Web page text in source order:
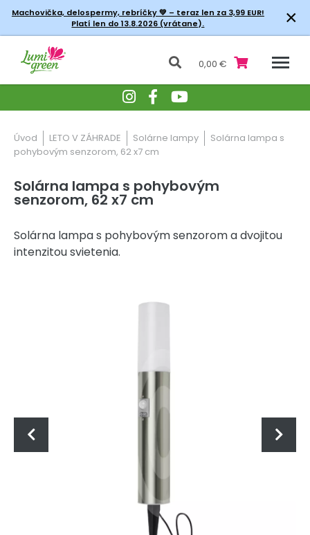
Machovička, delospermy, rebríčky💚 – teraz len za 3,99 EUR!
Platí len do 13.8.2026 (vrátane).
×
0,00 €
Úvod LETO V ZÁHRADE Solárne lampy
Solárna lampa s
pohybovým senzorom, 62 x7 cm
Solárna lampa s pohybovým
senzorom, 62 x7 cm
Solárna lampa s pohybovým senzorom a dvojitou
intenzitou svietenia.